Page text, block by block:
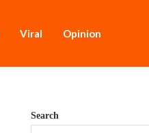
Viral Opinion
Search